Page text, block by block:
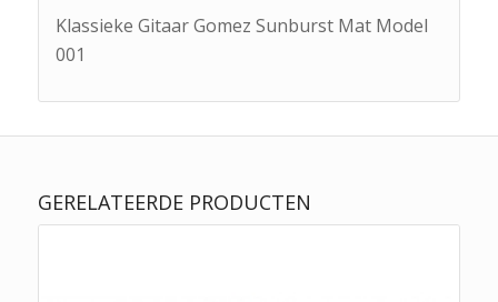
Klassieke Gitaar Gomez Sunburst Mat Model
001
GERELATEERDE PRODUCTEN